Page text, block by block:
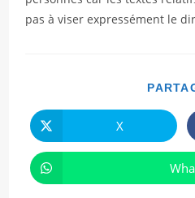
pas à viser expressément le
Ouvrir
dans
une
X